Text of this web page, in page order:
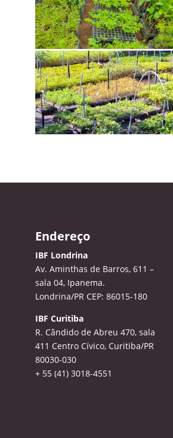
Endereço
IBF Londrina
Av. Aminthas de Barros, 611 –
sala 04, Ipanema.
Londrina/PR CEP: 86015-180
IBF Curitiba
R. Cândido de Abreu 470, sala
411 Centro Cívico, Curitiba/PR
80030-030
+ 55 (41) 3018-4551